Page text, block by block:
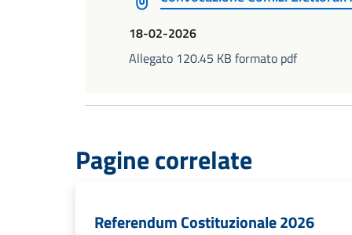
18-02-2026
Allegato 120.45 KB formato pdf
Pagine correlate
Referendum Costituzionale 2026